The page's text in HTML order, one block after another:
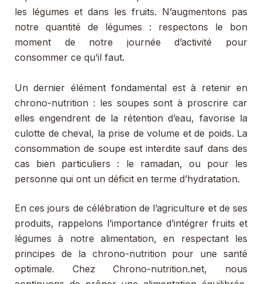
les légumes et dans les fruits. N’augmentons pas
notre quantité de légumes : respectons le bon
moment de notre journée d’activité pour
consommer ce qu’il faut.
Un dernier élément fondamental est à retenir en
chrono-nutrition : les soupes sont à proscrire car
elles engendrent de la rétention d’eau, favorise la
culotte de cheval, la prise de volume et de poids. La
consommation de soupe est interdite sauf dans des
cas bien particuliers : le ramadan, ou pour les
personne qui ont un déficit en terme d’hydratation.
En ces jours de célébration de l’agriculture et de ses
produits, rappelons l’importance d’intégrer fruits et
légumes à notre alimentation, en respectant les
principes de la chrono-nutrition pour une santé
optimale. Chez Chrono-nutrition.net, nous